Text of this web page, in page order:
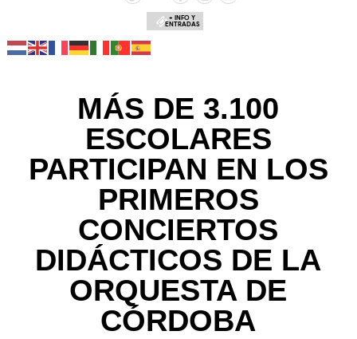
+ INFO Y
ENTRADAS
MÁS DE 3.100
ESCOLARES
PARTICIPAN EN LOS
PRIMEROS
CONCIERTOS
DIDÁCTICOS DE LA
ORQUESTA DE
CÓRDOBA